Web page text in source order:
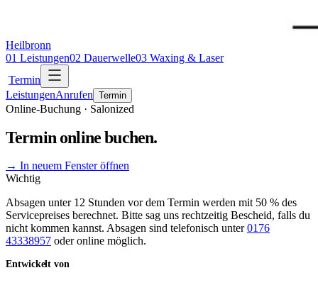
Heilbronn
01 Leistungen02 Dauerwelle03 Waxing & Laser
Termin
LeistungenAnrufen Termin
Online-Buchung · Salonized
Termin online buchen.
→ In neuem Fenster öffnen
Wichtig
Absagen unter 12 Stunden vor dem Termin werden mit 50 % des
Servicepreises berechnet. Bitte sag uns rechtzeitig Bescheid, falls du
nicht kommen kannst. Absagen sind telefonisch unter 0176
43338957 oder online möglich.
Entwickelt von